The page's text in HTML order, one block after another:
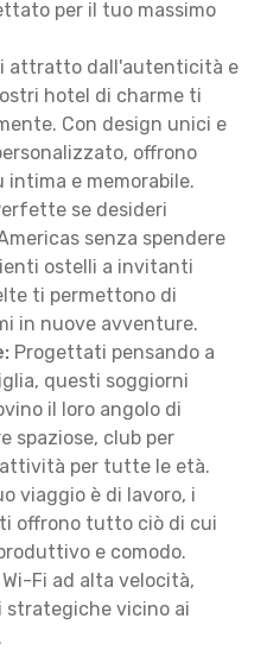
per il tuo massimo
attratto dall'autenticità e
hotel di charme ti
Con design unici e
offrono
intima e memorabile.
se desideri
senza spendere
ostelli a invitanti
ti permettono di
in nuove avventure.
Progettati pensando a
questi soggiorni
il loro angolo di
spaziose, club per
per tutte le età.
viaggio è di lavoro, i
offrono tutto ciò di cui
e comodo.
Fi ad alta velocità,
strategiche vicino ai